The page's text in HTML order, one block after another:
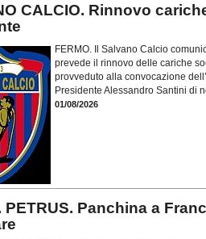
CALCIO. Rinnovo
FERMO. Il Salvano Calcio
prevede il rinnovo delle cariche
provveduto alla convocazione
Presidente Alessandro Santini di
01/08/2026
PETRUS. Panchina a